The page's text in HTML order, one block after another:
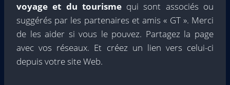
voyage et du tourismequi sont associés ou
suggérés par les partenaires et amis « GT ». Merci
de les aider si vous le pouvez. Partagez la page
avec vos réseaux. Et créez un lien vers celui-ci
depuis votre site Web.